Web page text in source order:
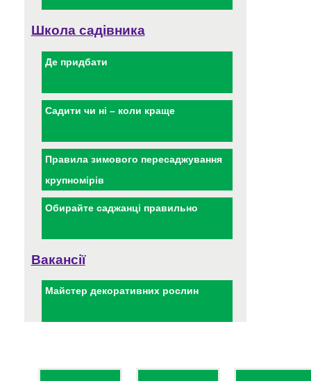
Школа садівника
Де придбати
Садити чи ні – коли краще
Правила зимового пересаджування
крупномірів
Обирайте саджанці правильно
Вакансії
Майстер декоративних рослин